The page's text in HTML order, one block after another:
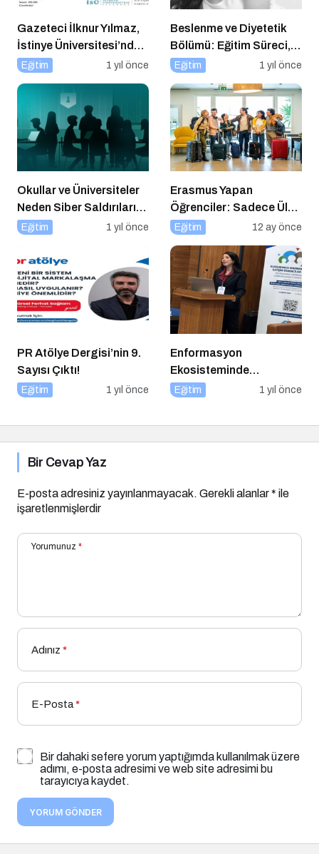
Gazeteci İlknur Yılmaz,
İstinye Üniversitesi’nde
Dijital Medya
Konuğu Oldu
Eğitim 1 yıl önce
Beslenme ve Diyetetik
Bölümü: Eğitim Süreci,
Kariyer Olanakları ve
Eğitim 1 yıl önce
Okullar ve Üniversiteler
Neden Siber Saldırıların
Hedefinde?
Eğitim 1 yıl önce
Erasmus Yapan
Öğrenciler: Sadece Ülke
Değil, Bakış Açısı da
Eğitim 12 ay önce
PR Atölye Dergisi’nin 9.
Sayısı Çıktı!
Eğitim 1 yıl önce
Enformasyon
Ekosisteminde
Dezenformasyon ve
Eğitim 1 yıl önce
Bir Cevap Yaz
E-posta adresiniz yayınlanmayacak. Gerekli alanlar* ile
işaretlenmişlerdir
Yorumunuz *
Adınız *
E-Posta*
Bir dahaki sefere yorum yaptığımda kullanılmak üzere
adımı, e-posta adresimi ve web site adresimi bu
tarayıcıya kaydet.
YORUM GÖNDER